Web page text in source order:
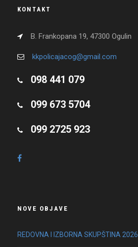
KONTAKT
B. Frankopana 19, 47300 Ogulin
kkpolicajacog@gmail.com
098 441 079
099 673 5704
099 2725 923
NOVE OBJAVE
REDOVNA I IZBORNA SKUPŠTINA 2026.